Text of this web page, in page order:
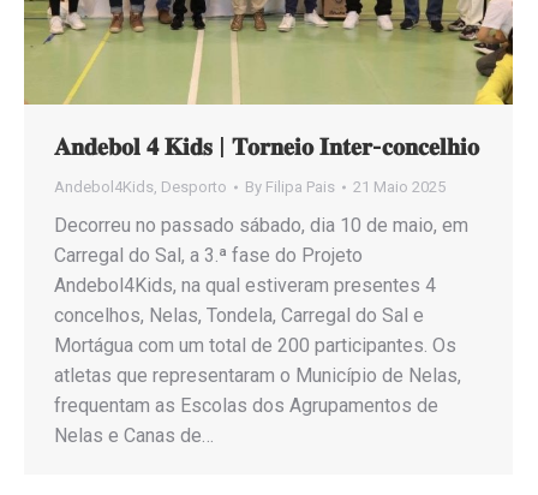
𝐀𝐧𝐝𝐞𝐛𝐨𝐥 𝟒 𝐊𝐢𝐝𝐬 | 𝐓𝐨𝐫𝐧𝐞𝐢𝐨 𝐈𝐧𝐭𝐞𝐫-𝐜𝐨𝐧𝐜𝐞𝐥𝐡𝐢𝐨
Andebol4Kids, Desporto By Filipa Pais 21 Maio 2025
Decorreu no passado sábado, dia 10 de maio, em
Carregal do Sal, a 3.ª fase do Projeto
Andebol4Kids, na qual estiveram presentes 4
concelhos, Nelas, Tondela, Carregal do Sal e
Mortágua com um total de 200 participantes. Os
atletas que representaram o Município de Nelas,
frequentam as Escolas dos Agrupamentos de
Nelas e Canas de…